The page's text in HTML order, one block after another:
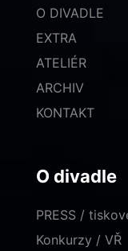
O DIVADLE
EXTRA
ATELIÉR
ARCHIV
KONTAKT
O divadle
PRESS /
Konkurzy / VŘ